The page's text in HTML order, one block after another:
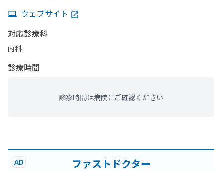
ウェブサイト
対応診療科
内科
診療時間
診察時間は病院にご確認ください
AD ファストドクター